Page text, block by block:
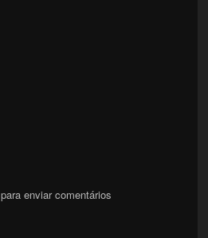
para enviar comentários